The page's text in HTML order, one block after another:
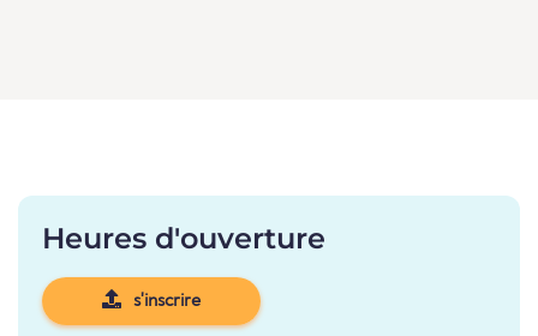
Heures d'ouverture
s'inscrire